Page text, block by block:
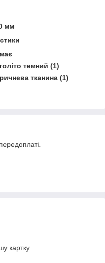
мм
темний (1)
тканина (1)
картку